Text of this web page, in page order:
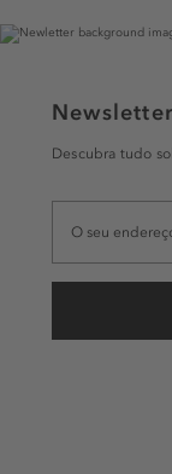
Newsletter
Descubra tudo